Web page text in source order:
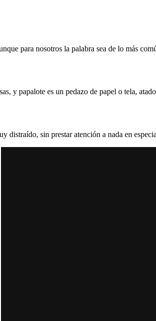
para nosotros la palabra sea de lo más
y papalote es un pedazo de papel o tela,
distraído, sin prestar atención a nada en